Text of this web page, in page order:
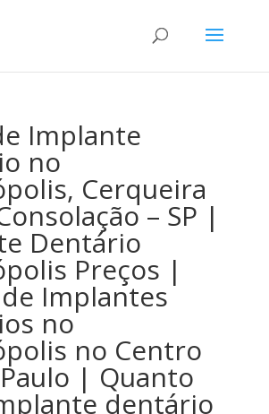
Implante
no
Cerqueira
– SP |
Dentário
Preços |
Implantes
no
no Centro
| Quanto
dentário